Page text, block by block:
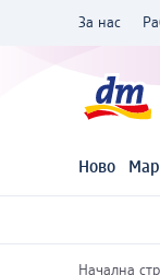
За нас
Ново
Начална